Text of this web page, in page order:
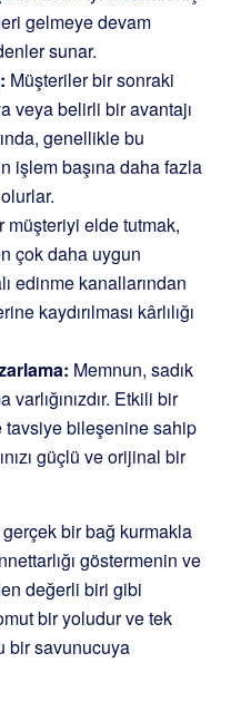
gelmeye devam
sunar.
Müşteriler bir sonraki
veya belirli bir avantajı
genellikle bu
işlem başına daha fazla
müşteriyi elde tutmak,
çok daha uygun
edinme kanallarından
kaydırılması kârlılığı
Memnun, sadık
Etkili bir
tavsiye bileşenine sahip
güçlü ve orijinal bir
bir bağ kurmakla
göstermenin ve
değerli biri gibi
bir yoludur ve tek
bir savunucuya